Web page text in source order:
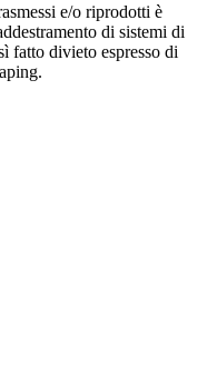
e/o riprodotti è
di sistemi di
fatto divieto espresso di